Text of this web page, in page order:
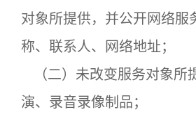
对象所提供，并公开网络服
称、联系人、网络地址；
（二）未改变服务对象所
演、录音录像制品；